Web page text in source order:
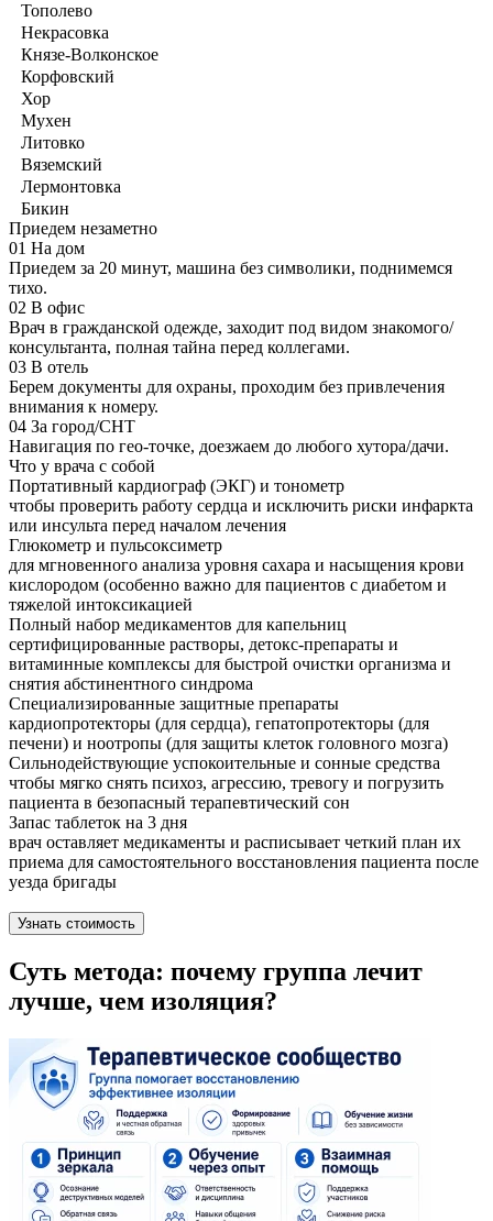
Тополево
Некрасовка
Князе-Волконское
Корфовский
Хор
Мухен
Литовко
Вяземский
Лермонтовка
Бикин
Приедем незаметно
01 На дом
Приедем за 20 минут, машина без символики, поднимемся
тихо.
02 В офис
Врач в гражданской одежде, заходит под видом знакомого/
консультанта, полная тайна перед коллегами.
03 В отель
Берем документы для охраны, проходим без привлечения
внимания к номеру.
04 За город/СНТ
Навигация по гео-точке, доезжаем до любого хутора/дачи.
Что у врача с собой
Портативный кардиограф (ЭКГ) и тонометр
чтобы проверить работу сердца и исключить риски инфаркта
или инсульта перед началом лечения
Глюкометр и пульсоксиметр
для мгновенного анализа уровня сахара и насыщения крови
кислородом (особенно важно для пациентов с диабетом и
тяжелой интоксикацией
Полный набор медикаментов для капельниц
сертифицированные растворы, детокс-препараты и
витаминные комплексы для быстрой очистки организма и
снятия абстинентного синдрома
Специализированные защитные препараты
кардиопротекторы (для сердца), гепатопротекторы (для
печени) и ноотропы (для защиты клеток головного мозга)
Сильнодействующие успокоительные и сонные средства
чтобы мягко снять психоз, агрессию, тревогу и погрузить
пациента в безопасный терапевтический сон
Запас таблеток на 3 дня
врач оставляет медикаменты и расписывает четкий план их
приема для самостоятельного восстановления пациента после
уезда бригады
Узнать стоимость
Суть метода: почему группа лечит
лучше, чем изоляция?